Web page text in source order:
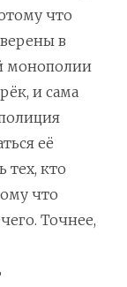
что
в
монополии
и сама
её
тех, кто
что
Точнее,